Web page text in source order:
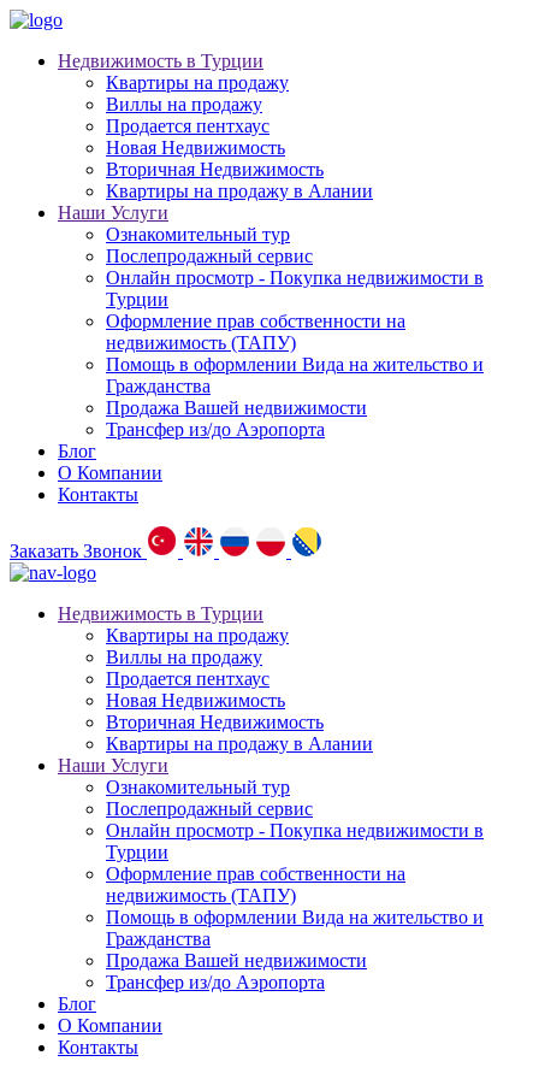
Недвижимость в Турции
Квартиры на продажу
Виллы на продажу
Продается пентхаус
Новая Недвижимость
Вторичная Недвижимость
Квартиры на продажу в Алании
Наши Услуги
Ознакомительный тур
Послепродажный сервис
Онлайн просмотр - Покупка недвижимости в
Турции
Оформление прав собственности на
недвижимость (ТАПУ)
Помощь в оформлении Вида на жительство и
Гражданства
Продажа Вашей недвижимости
Трансфер из/до Аэропорта
Блог
О Компании
Контакты
Заказать Звонок
Недвижимость в Турции
Квартиры на продажу
Виллы на продажу
Продается пентхаус
Новая Недвижимость
Вторичная Недвижимость
Квартиры на продажу в Алании
Наши Услуги
Ознакомительный тур
Послепродажный сервис
Онлайн просмотр - Покупка недвижимости в
Турции
Оформление прав собственности на
недвижимость (ТАПУ)
Помощь в оформлении Вида на жительство и
Гражданства
Продажа Вашей недвижимости
Трансфер из/до Аэропорта
Блог
О Компании
Контакты